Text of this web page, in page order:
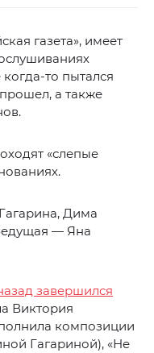
газета», имеет
когда-то пытался
прошел, а также
«слепые
Дима
— Яна
завершился
Виктория
композиции
Гагариной), «Не